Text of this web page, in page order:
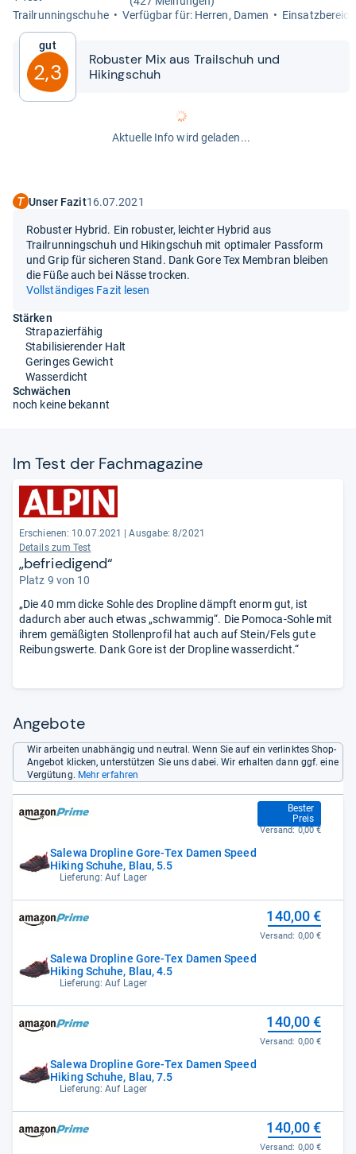
Trail­run­ning­schuhe
Ver­füg­bar für: Her­ren, Damen
Gut
2,3
Robus­ter Mix aus Trail­schuh und
Hikingschuh
Aktuelle Info wird geladen...
Unser Fazit16.07.2021
Robuster Hybrid. Ein robuster, leichter Hybrid aus
Trailrunningschuh und Hikingschuh mit optimaler Passform
und Grip für sicheren Stand. Dank Gore Tex Membran bleiben
die Füße auch bei Nässe trocken.
Vollständiges Fazit lesen
Stärken
Strapazierfähig
Stabilisierender Halt
Geringes Gewicht
Wasserdicht
Schwächen
noch keine bekannt
Im Test der Fach­ma­ga­zine
Erschienen: 10.07.2021 | Ausgabe: 8/2021
Details zum Test
„befriedigend“
Platz 9 von 10
„Die 40 mm dicke Sohle des Dropline dämpft enorm gut, ist
dadurch aber auch etwas „schwammig“. Die Pomoca-Sohle mit
ihrem gemäßigten Stollenprofil hat auch auf Stein/Fels gute
Reibungswerte. Dank Gore ist der Dropline wasserdicht.“
Angebote
Wir arbeiten unabhängig und neutral. Wenn Sie auf ein verlinktes Shop-
Angebot klicken, unterstützen Sie uns dabei. Wir erhalten dann ggf. eine
Vergütung. Mehr erfahren
Salewa Dropline Gore-Tex Damen Speed
Hiking Schuhe, Blau, 5.5
Lieferung: Auf Lager
Bester
Preis
128,21 €
Versand: 0,00 €
Salewa Dropline Gore-Tex Damen Speed
Hiking Schuhe, Blau, 4.5
Lieferung: Auf Lager
140,00 €
Versand: 0,00 €
Salewa Dropline Gore-Tex Damen Speed
Hiking Schuhe, Blau, 7.5
Lieferung: Auf Lager
140,00 €
Versand: 0,00 €
140,00 €
Versand: 0,00 €